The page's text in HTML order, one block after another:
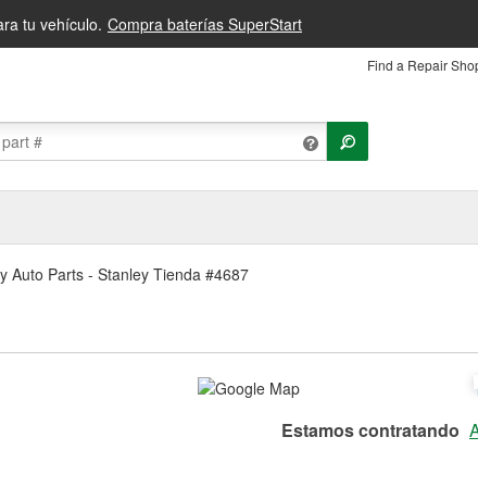
tu vehículo. Compra baterías SuperStart
Find a Repair
Auto Parts - Stanley Tienda #4687
Estamos contratando